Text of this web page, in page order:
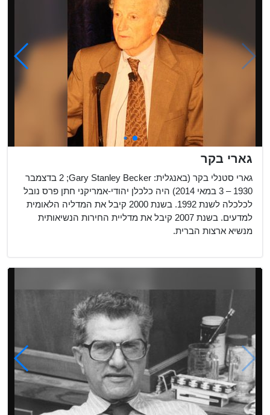
גארי בקר
גארי סטנלי בקר (באנגלית: Gary Stanley Becker;‏ 2 בדצמבר
1930 – 3 במאי 2014) היה כלכלן יהודי-אמריקני חתן פרס נובל
לכלכלה לשנת 1992. בשנת 2000 קיבל את המדליה הלאומית
למדעים. בשנת 2007 קיבל את מדליית החירות הנשיאותית
מנשיא ארצות הברית.